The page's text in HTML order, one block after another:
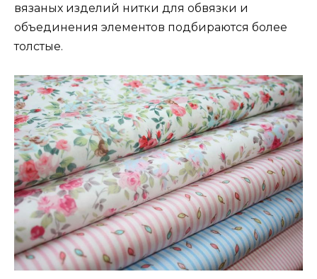
вязаных изделий нитки для обвязки и
объединения элементов подбираются более
толстые.